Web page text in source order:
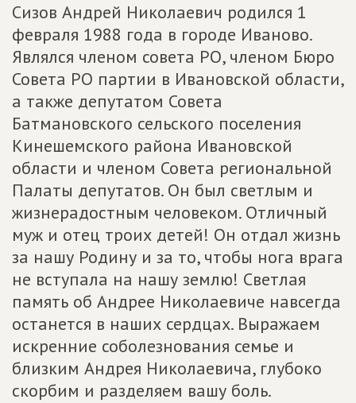
Сизов Андрей Николаевич родился 1
февраля 1988 года в городе Иваново.
Являлся членом совета РО, членом Бюро
Совета РО партии в Ивановской области,
а также депутатом Совета
Батмановского сельского поселения
Кинешемского района Ивановской
области и членом Совета региональной
Палаты депутатов. Он был светлым и
жизнерадостным человеком. Отличный
муж и отец троих детей! Он отдал жизнь
за нашу Родину и за то, чтобы нога врага
не вступала на нашу землю! Светлая
память об Андрее Николаевиче навсегда
останется в наших сердцах. Выражаем
искренние соболезнования семье и
близким Андрея Николаевича, глубоко
скорбим и разделяем вашу боль.